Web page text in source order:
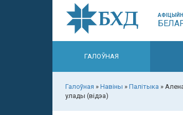
ГАЛОЎНАЯ
Галоўная » Навіны » Палітыка »
улады (відэа)